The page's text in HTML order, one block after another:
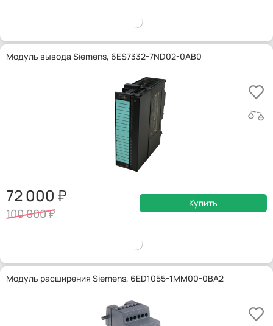
Модуль вывода Siemens, 6ES7332-7ND02-0AB0
72 000
100 000
Купить
Модуль расширения Siemens, 6ED1055-1MM00-0BA2